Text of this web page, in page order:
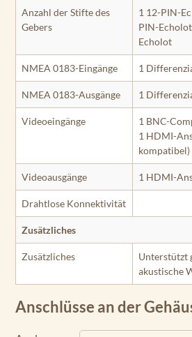
Anzahl der Stifte des
Gebers
1 12-PIN-
PIN-
Echolot
NMEA 0183-Eingänge 1
NMEA 0183-Ausgänge 1
Videoeingänge
1 BNC-
1 HDMI-
kompatibel)
Videoausgänge 1 HDMI-
Drahtlose Konnektivität
Zusätzliches
Zusätzliches
Unterstützt
akustische
Anschlüsse an der